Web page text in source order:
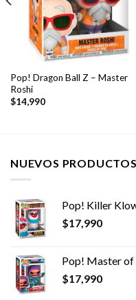
Pop! Dragon Ball Z – Master
Roshi
$14,990
NUEVOS PRODUCTOS
Pop! Killer
$17,990
Pop! Master of
$17,990